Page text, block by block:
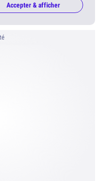
Accepter & afficher